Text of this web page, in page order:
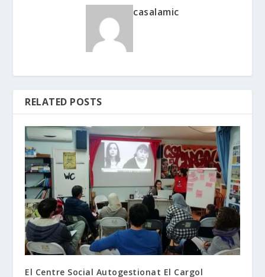
casalamic
RELATED POSTS
El Centre Social Autogestionat El Cargol